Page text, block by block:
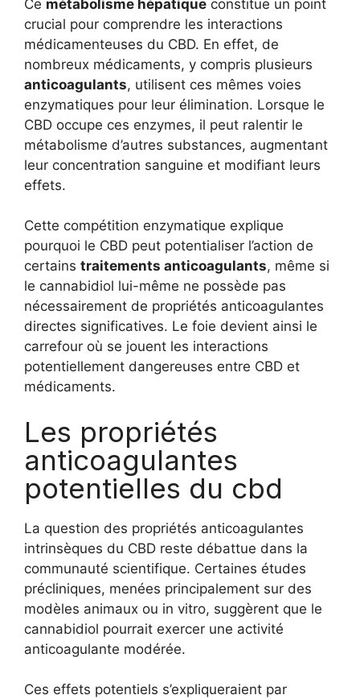
Ce métabolisme hépatique constitue un point
crucial pour comprendre les interactions
médicamenteuses du CBD. En effet, de
nombreux médicaments, y compris plusieurs
anticoagulants, utilisent ces mêmes voies
enzymatiques pour leur élimination. Lorsque le
CBD occupe ces enzymes, il peut ralentir le
métabolisme d’autres substances, augmentant
leur concentration sanguine et modifiant leurs
effets.
Cette compétition enzymatique explique
pourquoi le CBD peut potentialiser l’action de
certains traitements anticoagulants, même si
le cannabidiol lui-même ne possède pas
nécessairement de propriétés anticoagulantes
directes significatives. Le foie devient ainsi le
carrefour où se jouent les interactions
potentiellement dangereuses entre CBD et
médicaments.
Les propriétés
anticoagulantes
potentielles du cbd
La question des propriétés anticoagulantes
intrinsèques du CBD reste débattue dans la
communauté scientifique. Certaines études
précliniques, menées principalement sur des
modèles animaux ou in vitro, suggèrent que le
cannabidiol pourrait exercer une activité
anticoagulante modérée.
Ces effets potentiels s’expliqueraient par